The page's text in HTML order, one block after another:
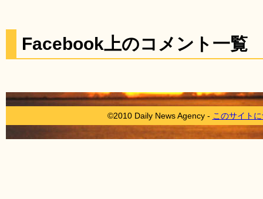
Facebook上のコメント一覧
©2010 Daily News Agency - このサイト